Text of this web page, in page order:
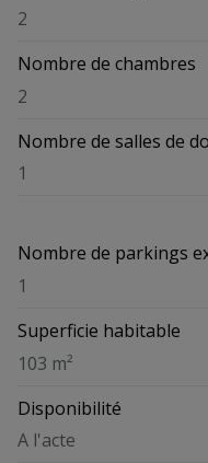
2
Nombre de chambres
2
Nombre de salles de
1
Nombre de parkings
1
Superficie habitable
103 m²
Disponibilité
A l'acte